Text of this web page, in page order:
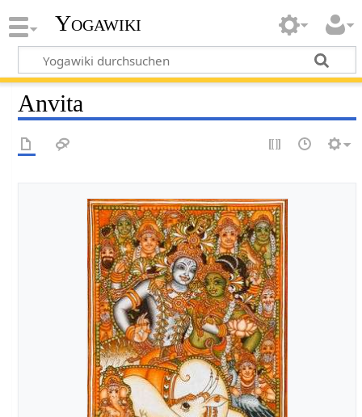
Yogawiki
Anvita